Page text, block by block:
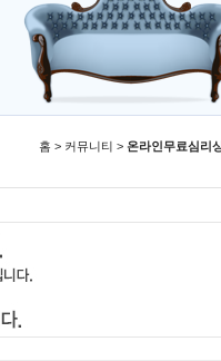
홈 > 커뮤니티 > 온라인무료심리